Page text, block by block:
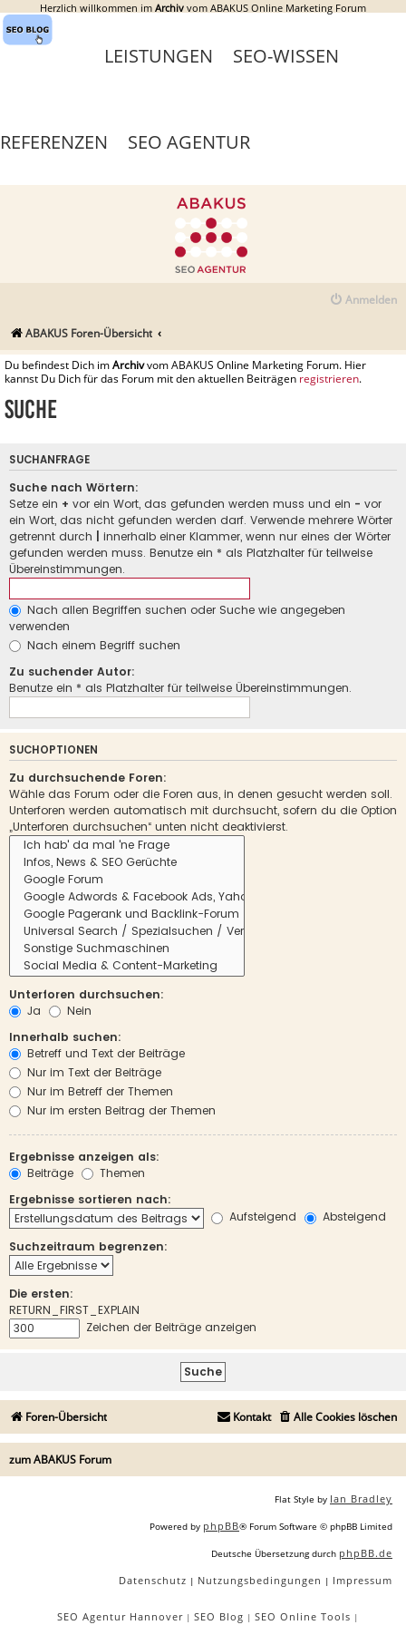
Herzlich willkommen im Archiv vom ABAKUS Online Marketing Forum
LEISTUNGEN SEO-WISSEN
REFERENZEN SEO AGENTUR
Anmelden
ABAKUS Foren-Übersicht
Du befindest Dich imArchivvom ABAKUS Online Marketing Forum. Hier
kannst Du Dich für das Forum mit den aktuellen Beiträgen registrieren.
Suche
SUCHANFRAGE
Suche nach Wörtern:
Setze ein + vor ein Wort, das gefunden werden muss und ein - vor
ein Wort, das nicht gefunden werden darf. Verwende mehrere Wörter
getrennt durch
innerhalb einer Klammer, wenn nur eines der Wörter
gefunden werden muss. Benutze ein * als Platzhalter für teilweise
Übereinstimmungen.
Nach allen Begriffen suchen oder Suche wie angegeben
verwenden
Nach einem Begriff suchen
Zu suchender Autor:
Benutze ein * als Platzhalter für teilweise Übereinstimmungen.
SUCHOPTIONEN
Zu durchsuchende Foren:
Wähle das Forum oder die Foren aus, in denen gesucht werden soll.
Unterforen werden automatisch mit durchsucht, sofern du die Option
„Unterforen durchsuchen“ unten nicht deaktivierst.
Unterforen durchsuchen:
Ja
Nein
Innerhalb suchen:
Betreff und Text der Beiträge
Nur im Text der Beiträge
Nur im Betreff der Themen
Nur im ersten Beitrag der Themen
Ergebnisse anzeigen als:
Beiträge
Themen
Ergebnisse sortieren nach:
Aufsteigend
Absteigend
Suchzeitraum begrenzen:
Die ersten:
RETURN_FIRST_EXPLAIN
Zeichen der Beiträge anzeigen
Foren-Übersicht Alle Cookies löschen
Kontakt
zum ABAKUS Forum
Flat Style by Ian Bradley
Powered by phpBB® Forum Software © phpBB Limited
Deutsche Übersetzung durch phpBB.de
Datenschutz | Nutzungsbedingungen | Impressum
SEO Agentur Hannover| SEO Blog | SEO Online Tools |